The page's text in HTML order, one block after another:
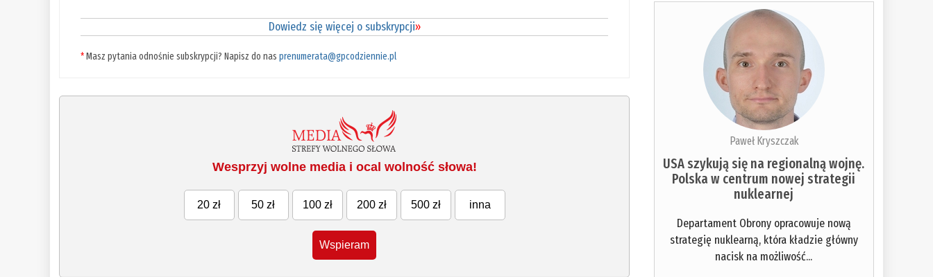
Dowiedz się więcej o subskrypcji»
*Masz pytania odnośnie subskrypcji? Napisz do nasprenumerata@gpcodziennie.pl
Wesprzyj wolne media i ocal wolność słowa!
20 zł 50 zł 100 zł 200 zł 500 zł inna
Wspieram
Paweł Kryszczak
USA szykują się na regionalną wojnę.
Polska w centrum nowej strategii
nuklearnej
Departament Obrony opracowuje nową
strategię nuklearną, która kładzie główny
nacisk na możliwość...